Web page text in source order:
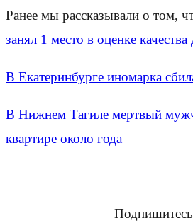
Ранее мы рассказывали о том,
занял 1 место в оценке качества
В Екатеринбурге иномарка
В Нижнем Тагиле мертвый
квартире около года